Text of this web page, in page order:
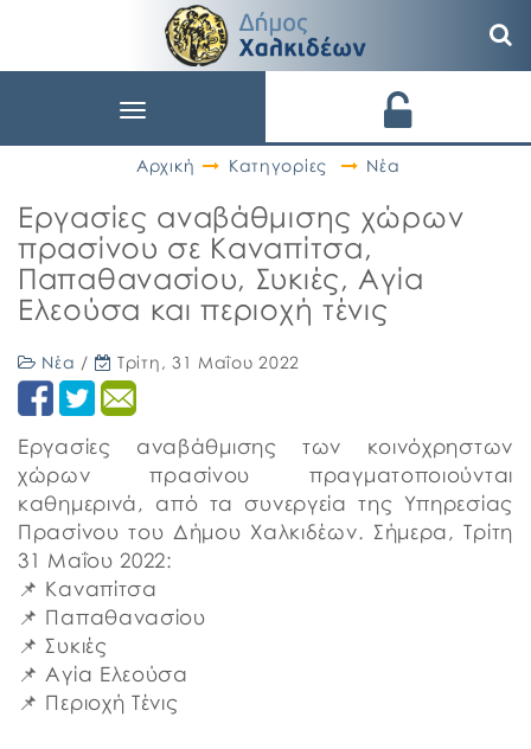
Toggle
Αρχική
Κατηγορίες Νέα
Εργασίες αναβάθμισης χώρων
πρασίνου σε Καναπίτσα,
Παπαθανασίου, Συκιές, Αγία
Ελεούσα και περιοχή τένις
Νέα / Τρίτη, 31 Μαΐου 2022
Εργασίες αναβάθμισης των κοινόχρηστων
χώρων πρασίνου πραγματοποιούνται
καθημερινά, από τα συνεργεία της Υπηρεσίας
Πρασίνου του Δήμου Χαλκιδέων. Σήμερα, Τρίτη
31 Μαΐου 2022:
📌 Καναπίτσα
📌 Παπαθανασίου
📌 Συκιές
📌 Αγία Ελεούσα
📌 Περιοχή Τένις